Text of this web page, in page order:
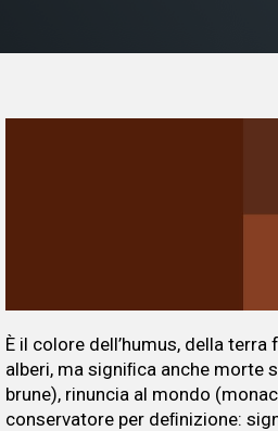
È il colore dell’humus, della
alberi, ma signiﬁca anche morte
brune), rinuncia al mondo
conservatore per deﬁnizione: